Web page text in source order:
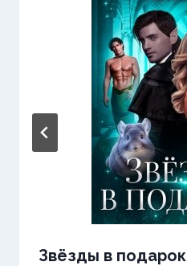
Звёзды в подарок